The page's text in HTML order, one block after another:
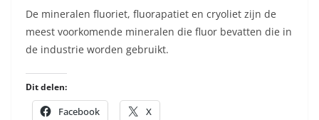
De mineralen fluoriet, fluorapatiet en cryoliet zijn de
meest voorkomende mineralen die fluor bevatten die in
de industrie worden gebruikt.
Dit delen:
Facebook X